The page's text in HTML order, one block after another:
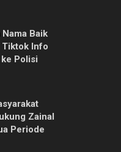
Baik
Tiktok Info
ke Polisi
Zainal
Periode